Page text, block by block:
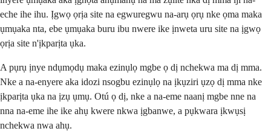
eche ihe ihu. Ịgwọ ọrịa site na egwuregwu na-arụ ọrụ nke ọma maka
ụmụaka nta, ebe ụmụaka buru ibu nwere ike ịnweta uru site na ịgwọ
ọrịa site n'ịkparịta ụka.
A pụrụ ịnye ndụmọdụ maka ezinụlọ mgbe ọ dị nchekwa ma dị mma.
Nke a na-enyere aka idozi nsogbu ezinụlọ na ịkụziri ụzọ dị mma nke
ịkparịta ụka na ịzụ ụmụ. Otú ọ dị, nke a na-eme naanị mgbe nne na
nna na-eme ihe ike ahụ kwere nkwa ịgbanwe, a pụkwara ịkwụsị
nchekwa nwa ahụ.